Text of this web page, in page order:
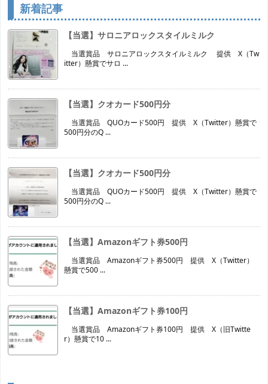
新着記事
【当選】サロニアロックスタイルミルク
当選賞品 サロニアロックスタイルミルク 提供 X（Tw
itter）懸賞でサロ ...
【当選】クオカード500円分
当選賞品 QUOカード500円 提供 X（Twitter）懸賞で
500円分のQ ...
【当選】クオカード500円分
当選賞品 QUOカード500円 提供 X（Twitter）懸賞で
500円分のQ ...
【当選】Amazonギフト券500円
当選賞品 Amazonギフト券500円 提供 X（Twitter）
懸賞で500 ...
【当選】Amazonギフト券100円
当選賞品 Amazonギフト券100円 提供 X（旧Twitte
r）懸賞で10 ...